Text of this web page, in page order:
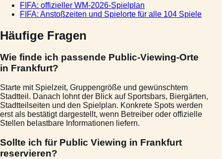
FIFA: offizieller WM-2026-Spielplan
FIFA: Anstoßzeiten und Spielorte für alle 104 Spiele
Häufige Fragen
Wie finde ich passende Public-Viewing-Orte
in Frankfurt?
Starte mit Spielzeit, Gruppengröße und gewünschtem
Stadtteil. Danach lohnt der Blick auf Sportsbars, Biergärten,
Stadtteilseiten und den Spielplan. Konkrete Spots werden
erst als bestätigt dargestellt, wenn Betreiber oder offizielle
Stellen belastbare Informationen liefern.
Sollte ich für Public Viewing in Frankfurt
reservieren?